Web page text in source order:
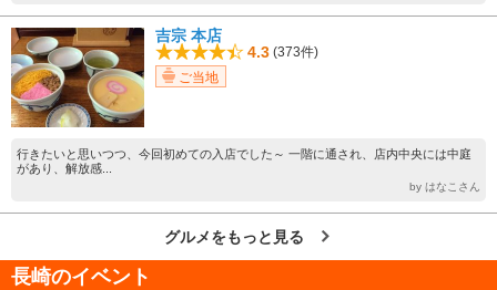
吉宗 本店
4.3 (373件)
ご当地
行きたいと思いつつ、今回初めての入店でした～ 一階に通され、店内中央には中庭
があり、解放感...
by はなこさん
グルメをもっと見る
長崎のイベント